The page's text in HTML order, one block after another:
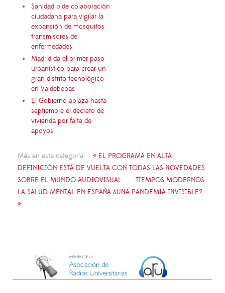
Sanidad pide colaboración
ciudadana para vigilar la
expansión de mosquitos
transmisores de
enfermedades
Madrid da el primer paso
urbanístico para crear un
gran distrito tecnológico
en Valdebebas
El Gobierno aplaza hasta
septiembre el decreto de
vivienda por falta de
apoyos
Más en esta categoría:
« EL PROGRAMA EN ALTA
DEFINICIÓN ESTÁ DE VUELTA CON TODAS LAS NOVEDADES
SOBRE EL MUNDO AUDIOVISUAL
TIEMPOS MODERNOS:
LA SALUD MENTAL EN ESPAÑA ¿UNA PANDEMIA INVISIBLE?
»